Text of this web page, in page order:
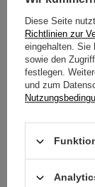
BESCHREIBUNG
DETAILLIERTE
Brauchen
Diese Seite
Richtlinien zur
eingehalten. Sie
sowie den
festlegen.
und zum